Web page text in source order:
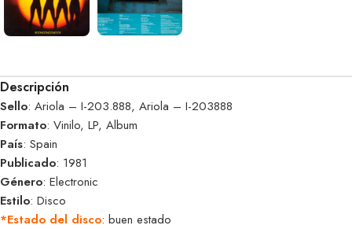
Descripción
Sello: Ariola – I-203.888, Ariola – I-203888
Formato: Vinilo, LP, Album
País: Spain
Publicado: 1981
Género: Electronic
Estilo: Disco
*Estado del disco: buen estado